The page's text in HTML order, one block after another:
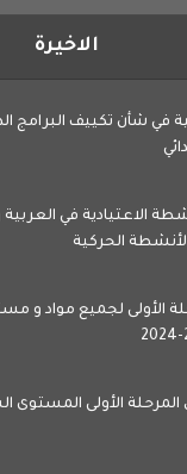
الاخيرة
في شأن تكييف البرامج
الاعتيادية في
الحركية
الأولى لجميع مواد و